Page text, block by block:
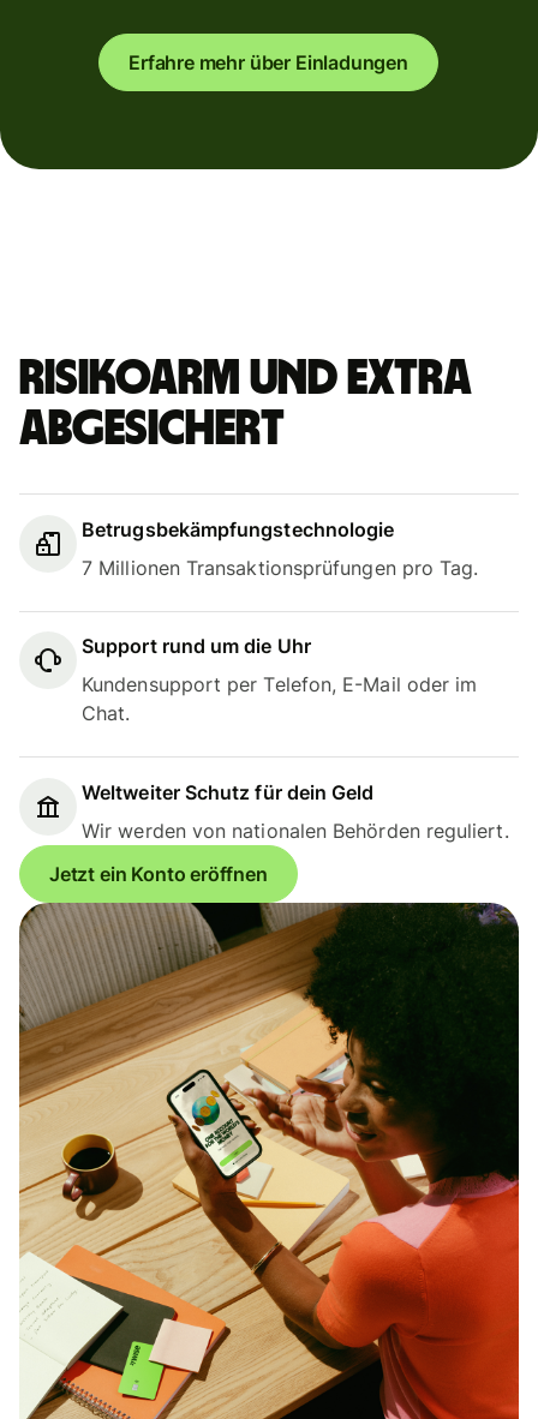
Erfahre mehr über Einladungen
Risikoarm und extra
abgesichert
Betrugsbekämpfungstechnologie
7 Millionen Transaktionsprüfungen pro Tag.
Support rund um die Uhr
Kundensupport per Telefon, E-Mail oder im
Chat.
Weltweiter Schutz für dein Geld
Wir werden von nationalen Behörden reguliert.
Jetzt ein Konto eröffnen